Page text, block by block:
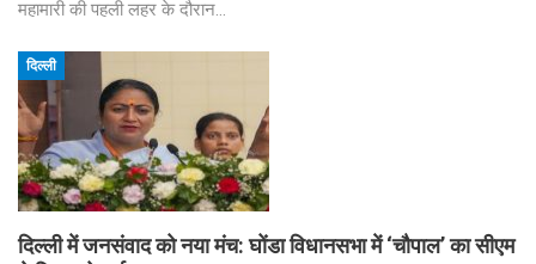
महामारी की पहली लहर के दौरान…
दिल्ली
दिल्ली में जनसंवाद को नया मंच: घोंडा विधानसभा में ‘चौपाल’ का सीएम